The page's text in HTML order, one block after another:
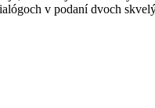
v podaní dvoch